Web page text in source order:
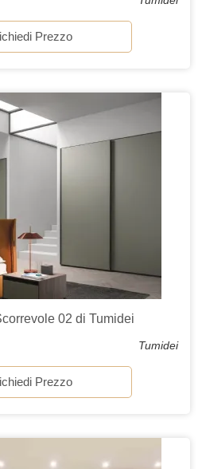
Prezzo
02 di Tumidei
Tumidei
Prezzo